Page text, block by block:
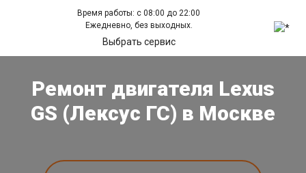
Время работы: с 08:00 до 22:00
Ежедневно, без выходных.
Выбрать сервис
Ремонт двигателя Lexus
GS (Лексус ГС) в Москве